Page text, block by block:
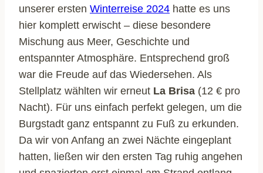
unserer ersten Winterreise 2024 hatte es uns
hier komplett erwischt – diese besondere
Mischung aus Meer, Geschichte und
entspannter Atmosphäre. Entsprechend groß
war die Freude auf das Wiedersehen. Als
Stellplatz wählten wir erneut La Brisa (12 € pro
Nacht). Für uns einfach perfekt gelegen, um die
Burgstadt ganz entspannt zu Fuß zu erkunden.
Da wir von Anfang an zwei Nächte eingeplant
hatten, ließen wir den ersten Tag ruhig angehen